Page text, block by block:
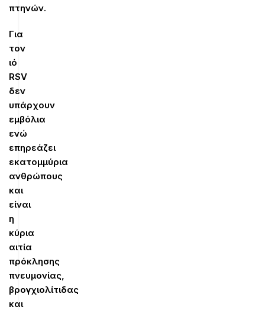
πτηνών.
Για
τον
ιό
RSV
δεν
υπάρχουν
εμβόλια
ενώ
επηρεάζει
εκατομμύρια
ανθρώπους
και
είναι
η
κύρια
αιτία
πρόκλησης
πνευμονίας,
βρογχιολίτιδας
και